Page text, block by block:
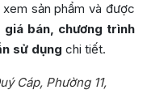
sản phẩm và được
giá bán, chương trình
sử dụng chi tiết.
Cáp, Phường 11,